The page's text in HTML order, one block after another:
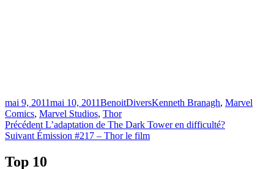
Publié
le
mai 9, 2011mai 10, 2011BenoitCatégories
DiversÉtiquettes
Kenneth Branagh, Marvel
Comics, Marvel Studios, Thor
Navigation
de
l'article
Précédent Article
précédent :
L’adaptation de The Dark Tower en difficulté?
Suivant Article
Émission #217 – Thor le film
Top 10